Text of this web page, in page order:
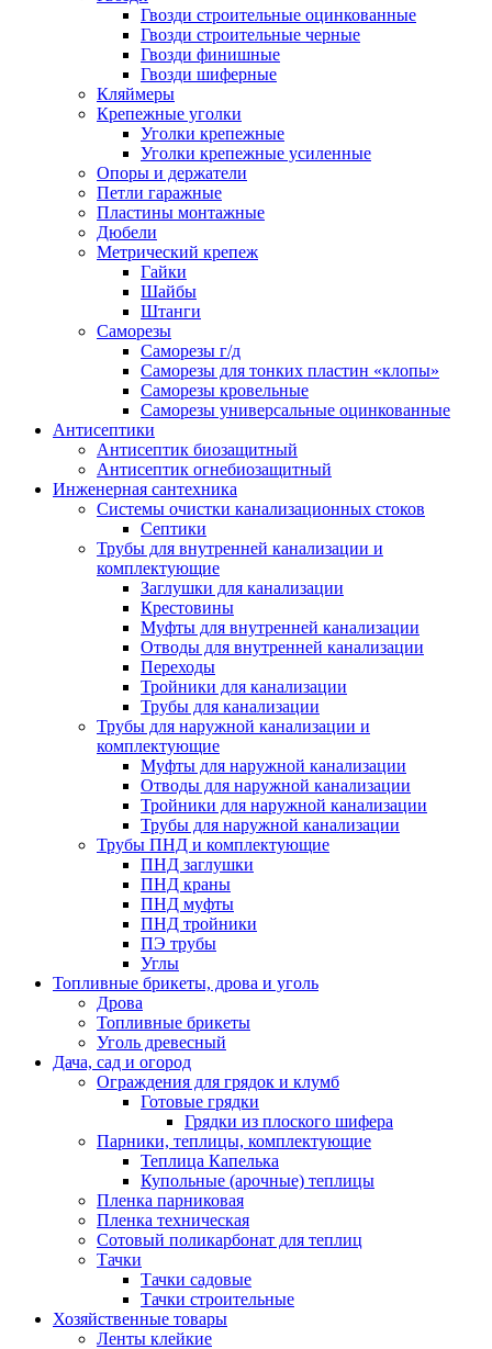
Гвозди строительные оцинкованные
Гвозди строительные черные
Гвозди финишные
Гвозди шиферные
Кляймеры
Крепежные уголки
Уголки крепежные
Уголки крепежные усиленные
Опоры и держатели
Петли гаражные
Пластины монтажные
Дюбели
Метрический крепеж
Гайки
Шайбы
Штанги
Саморезы
Саморезы г/д
Саморезы для тонких пластин «клопы»
Саморезы кровельные
Саморезы универсальные оцинкованные
Антисептики
Антисептик биозащитный
Антисептик огнебиозащитный
Инженерная сантехника
Системы очистки канализационных стоков
Септики
Трубы для внутренней канализации и
комплектующие
Заглушки для канализации
Крестовины
Муфты для внутренней канализации
Отводы для внутренней канализации
Переходы
Тройники для канализации
Трубы для канализации
Трубы для наружной канализации и
комплектующие
Муфты для наружной канализации
Отводы для наружной канализации
Тройники для наружной канализации
Трубы для наружной канализации
Трубы ПНД и комплектующие
ПНД заглушки
ПНД краны
ПНД муфты
ПНД тройники
ПЭ трубы
Углы
Топливные брикеты, дрова и уголь
Дрова
Топливные брикеты
Уголь древесный
Дача, сад и огород
Ограждения для грядок и клумб
Готовые грядки
Грядки из плоского шифера
Парники, теплицы, комплектующие
Теплица Капелька
Купольные (арочные) теплицы
Пленка парниковая
Пленка техническая
Сотовый поликарбонат для теплиц
Тачки
Тачки садовые
Тачки строительные
Хозяйственные товары
Ленты клейкие